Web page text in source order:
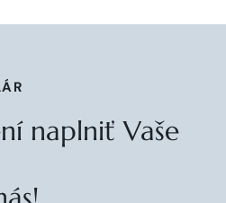
naplniť Vaše